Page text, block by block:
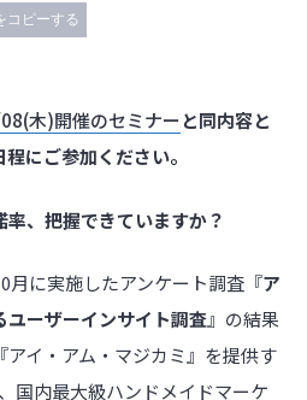
コピーする
木)開催のセミナー と同内容と
にご参加ください。
、把握できていますか？
月に実施したアンケート調査『ア
ユーザーインサイト調査』の結果
イ・アム・マジカミ』を提供す
国内最大級ハンドメイドマーケ